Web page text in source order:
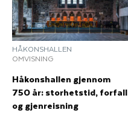
HÅKONSHALLEN
OMVISNING
Håkonshallen gjennom
750 år: storhetstid, forfall
og gjenreisning